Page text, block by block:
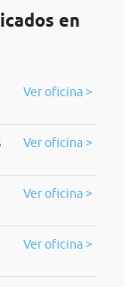
en
Ver oficina >
Ver oficina >
Ver oficina >
Ver oficina >